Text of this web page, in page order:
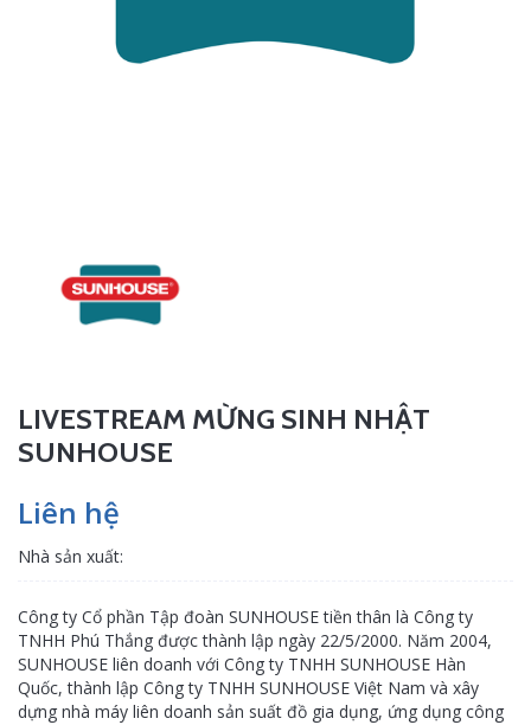
LIVESTREAM MỪNG SINH NHẬT
SUNHOUSE
Liên hệ
Nhà sản xuất:
Công ty Cổ phần Tập đoàn SUNHOUSE tiền thân là Công ty
TNHH Phú Thắng được thành lập ngày 22/5/2000. Năm 2004,
SUNHOUSE liên doanh với Công ty TNHH SUNHOUSE Hàn
Quốc, thành lập Công ty TNHH SUNHOUSE Việt Nam và xây
dựng nhà máy liên doanh sản suất đồ gia dụng, ứng dụng công